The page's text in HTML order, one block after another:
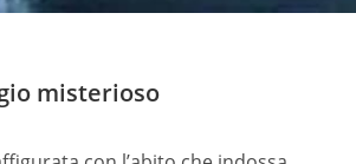
misterioso